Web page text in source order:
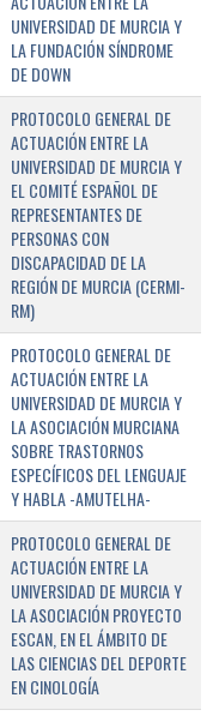
UNIVERSIDAD DE MURCIA Y
LA FUNDACIÓN SÍNDROME
DE DOWN
PROTOCOLO GENERAL DE
ACTUACIÓN ENTRE LA
UNIVERSIDAD DE MURCIA Y
EL COMITÉ ESPAÑOL DE
REPRESENTANTES DE
PERSONAS CON
DISCAPACIDAD DE LA
REGIÓN DE MURCIA (CERMI-
RM)
PROTOCOLO GENERAL DE
ACTUACIÓN ENTRE LA
UNIVERSIDAD DE MURCIA Y
LA ASOCIACIÓN MURCIANA
SOBRE TRASTORNOS
ESPECÍFICOS DEL LENGUAJE
Y HABLA -AMUTELHA-
PROTOCOLO GENERAL DE
ACTUACIÓN ENTRE LA
UNIVERSIDAD DE MURCIA Y
LA ASOCIACIÓN PROYECTO
ESCAN, EN EL ÁMBITO DE
LAS CIENCIAS DEL DEPORTE
EN CINOLOGÍA